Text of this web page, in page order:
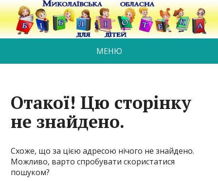
МЕНЮ
Отакої! Цю сторінку
не знайдено.
Схоже, що за цією адресою нічого не знайдено.
Можливо, варто спробувати скористатися
пошуком?